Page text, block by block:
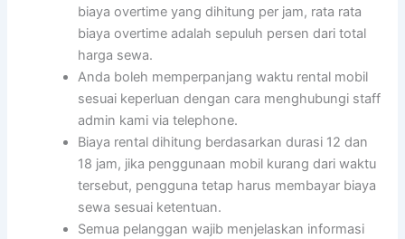
biaya overtime yang dihitung per jam, rata rata
biaya overtime adalah sepuluh persen dari total
harga sewa.
Anda boleh memperpanjang waktu rental mobil
sesuai keperluan dengan cara menghubungi staff
admin kami via telephone.
Biaya rental dihitung berdasarkan durasi 12 dan
18 jam, jika penggunaan mobil kurang dari waktu
tersebut, pengguna tetap harus membayar biaya
sewa sesuai ketentuan.
Semua pelanggan wajib menjelaskan informasi